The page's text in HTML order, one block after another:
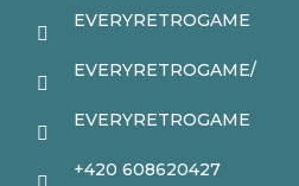
EVERYRETROGAME
EVERYRETROGAME/
EVERYRETROGAME
+420 608620427